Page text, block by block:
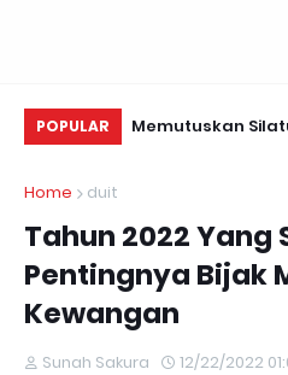
POPULAR
Valentine~ Memutuskan
Home
duit
Tahun 2022 Yang
Pentingnya Bijak
Kewangan
Sunah Sakura 12/22/2022